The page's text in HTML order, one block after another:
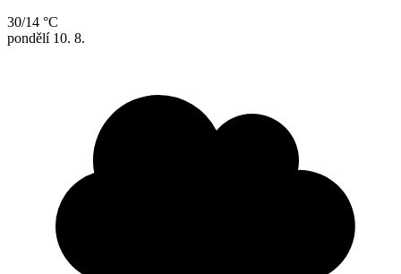
30/14 °C
pondělí 10. 8.